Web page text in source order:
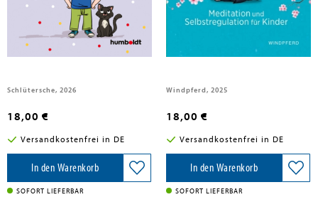
End, Christopher
Ups, ich bin wütend
Schlütersche, 2026
18,00 €
Versandkostenfrei in DE
In den Warenkorb
SOFORT LIEFERBAR
Windpferd, 2025
18,00 €
Versandkostenfrei in DE
In den Warenkorb
SOFORT LIEFERBAR